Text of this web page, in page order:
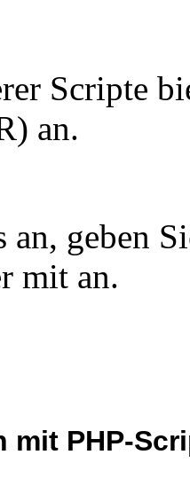
Scripte
an.
an, geben
mit an.
mit PHP-